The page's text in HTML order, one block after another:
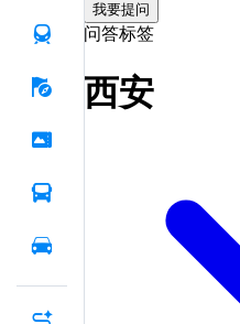
我要提问
问答标签
西安